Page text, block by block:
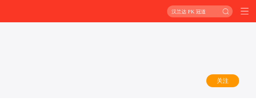
汉兰达 PK 冠道
关注